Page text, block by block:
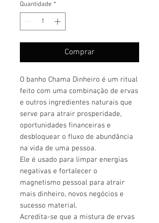
Quantidade *
Comprar
O banho Chama Dinheiro é um ritual
feito com uma combinação de ervas
e outros ingredientes naturais que
serve para atrair prosperidade,
oportunidades financeiras e
desbloquear o fluxo de abundância
na vida de uma pessoa.
Ele é usado para limpar energias
negativas e fortalecer o
magnetismo pessoal para atrair
mais dinheiro, novos negócios e
sucesso material.
Acredita-se que a mistura de ervas